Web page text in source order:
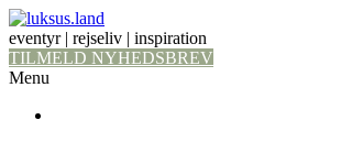
eventyr | rejseliv | inspiration
TILMELD NYHEDSBREV
Menu